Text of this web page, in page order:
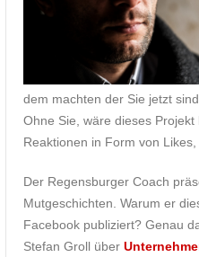
dem machten der Sie jetzt sind.
Ohne Sie, wäre dieses
Reaktionen in Form von
Der Regensburger Coach
Mutgeschichten. Warum er
Facebook publiziert? Genau
Stefan Groll über